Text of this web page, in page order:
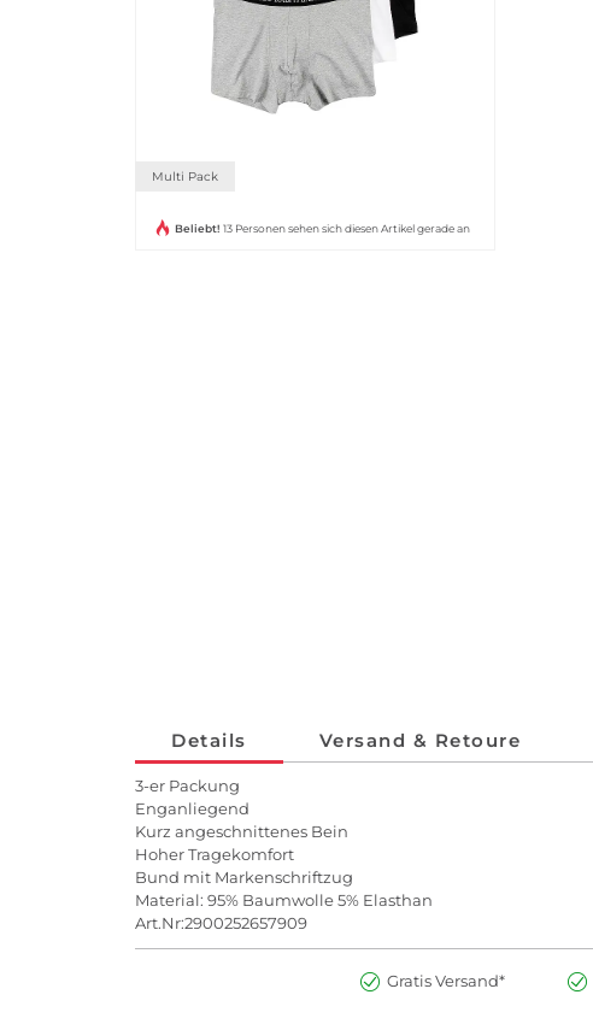
Multi Pack
Beliebt! 13 Personen sehen sich diesen Artikel gerade an
Details Versand & Retoure
3-er Packung
Enganliegend
Kurz angeschnittenes Bein
Hoher Tragekomfort
Bund mit Markenschriftzug
Material: 95% Baumwolle 5% Elasthan
Art.Nr:2900252657909
Gratis Versand*